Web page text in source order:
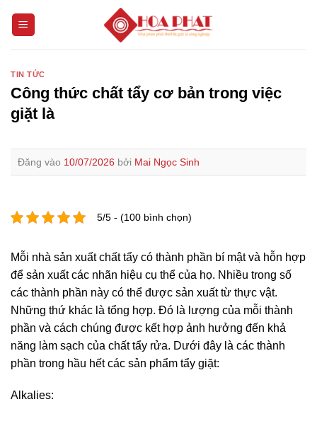
TIN TỨC
Công thức chất tẩy cơ bản trong việc
giặt là
Đăng vào 10/07/2026 bởi Mai Ngọc Sinh
5/5 - (100 bình chọn)
Mỗi nhà sản xuất chất tẩy có thành phần bí mật và hỗn hợp
để sản xuất các nhãn hiệu cụ thể của họ. Nhiều trong số
các thành phần này có thể được sản xuất từ ​​thực vật.
Những thứ khác là tổng hợp. Đó là lượng của mỗi thành
phần và cách chúng được kết hợp ảnh hưởng đến khả
năng làm sạch của chất tẩy rửa. Dưới đây là các thành
phần trong hầu hết các sản phẩm tẩy giặt:
Alkalies: